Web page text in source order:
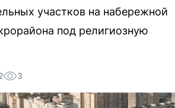
участков на набережной
под религиозную
3